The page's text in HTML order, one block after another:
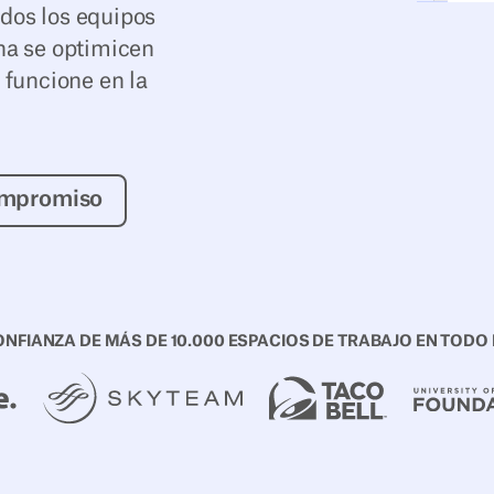
los equipos
se optimicen
en la
sin compromiso
DE MÁS DE 10.000 ESPACIOS DE TRABAJO EN TODO